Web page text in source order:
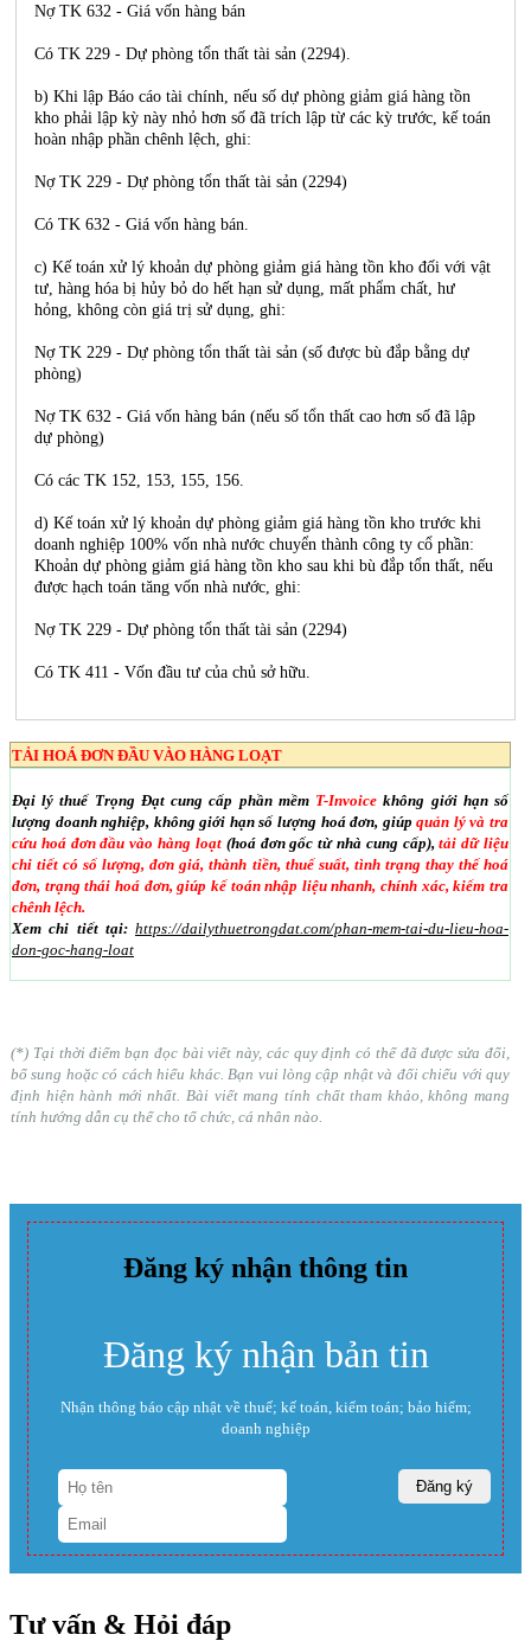
Nợ TK 632 - Giá vốn hàng bán
Có TK 229 - Dự phòng tổn thất tài sản (2294).
b) Khi lập Báo cáo tài chính, nếu số dự phòng giảm giá hàng tồn
kho phải lập kỳ này nhỏ hơn số đã trích lập từ các kỳ trước, kế toán
hoàn nhập phần chênh lệch, ghi:
Nợ TK 229 - Dự phòng tổn thất tài sản (2294)
Có TK 632 - Giá vốn hàng bán.
c) Kế toán xử lý khoản dự phòng giảm giá hàng tồn kho đối với vật
tư, hàng hóa bị hủy bỏ do hết hạn sử dụng, mất phẩm chất, hư
hỏng, không còn giá trị sử dụng, ghi:
Nợ TK 229 - Dự phòng tổn thất tài sản (số được bù đắp bằng dự
phòng)
Nợ TK 632 - Giá vốn hàng bán (nếu số tổn thất cao hơn số đã lập
dự phòng)
Có các TK 152, 153, 155, 156.
d) Kế toán xử lý khoản dự phòng giảm giá hàng tồn kho trước khi
doanh nghiệp 100% vốn nhà nước chuyển thành công ty cổ phần:
Khoản dự phòng giảm giá hàng tồn kho sau khi bù đắp tổn thất, nếu
được hạch toán tăng vốn nhà nước, ghi:
Nợ TK 229 - Dự phòng tổn thất tài sản (2294)
Có TK 411 - Vốn đầu tư của chủ sở hữu.
TẢI HOÁ ĐƠN ĐẦU VÀO HÀNG LOẠT
Đại lý thuế Trọng Đạt cung cấp phần mềm T-Invoice không giới hạn số
lượng doanh nghiệp, không giới hạn số lượng hoá đơn, giúpquản lý và tra
cứu hoá đơn đầu vào hàng loạt(hoá đơn gốc từ nhà cung cấp),tải dữ liệu
chi tiết có số lượng, đơn giá, thành tiền, thuế suất, tình trạng thay thế hoá
đơn, trạng thái hoá đơn, giúp kế toán nhập liệu nhanh, chính xác, kiểm tra
chênh lệch.
Xem chi tiết tại: https://dailythuetrongdat.com/phan-mem-tai-du-lieu-hoa-
don-goc-hang-loat
(*) Tại thời điểm bạn đọc bài viết này, các quy định có thể đã được sửa đổi,
bổ sung hoặc có cách hiểu khác. Bạn vui lòng cập nhật và đối chiếu với quy
định hiện hành mới nhất. Bài viết mang tính chất tham khảo, không mang
tính hướng dẫn cụ thể cho tổ chức, cá nhân nào.
Đăng ký nhận thông tin
Đăng ký nhận bản tin
Nhận thông báo cập nhật về thuế; kế toán, kiểm toán; bảo hiểm;
doanh nghiệp
Tư vấn & Hỏi đáp